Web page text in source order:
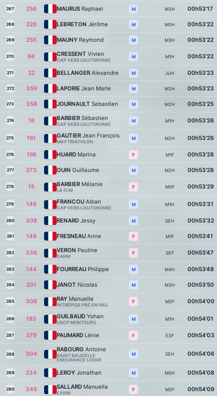
267 256 MAURUS Raphael M M3H 00h53'17
268 220 LEBRETON Jérôme M M0H 00h53'22
269 255 MAUNY Raymond M M3H 00h53'22
270 84 CRESSENT Vivien
CAP VERS L'AUTONOMIE
M M1H 00h53'22
271 22 BELLANGER Alexandre M JUH 00h53'23
272 359 LAPORIE Jean Marie M M2H 00h53'23
273 358 JOURNAULT Sebastien M M2H 00h53'25
274 16 BARBIER Sébastien
CAP VERS L'AUTONOMIE
M M1H 00h53'26
275 161 GAUTIER Jean François
MAY TRIATHLON
M M2H 00h53'26
276 196 HUARD Marina F M1F 00h53'28
277 273 OUIN Guillaume M M2H 00h53'28
278 15 BARBIER Mélanie
LA FL'M
F M0F 00h53'29
279 146 FRANCOU Alban
CAP VERS L’AUTONOMIE
M M1H 00h53'31
280 308 RENARD Jessy M SEH 00h53'32
281 148 FRESNEAU Anne F M1F 00h53'41
282 336 VERON Pauline
EANM
F SEF 00h53'47
283 144 FOURREAU Philippe M M4H 00h53'48
284 201 JANOT Nicolas M M3H 00h53'50
285 306 RAY Manuella
INTRÉPIDE PRÉ EN PAIL
F M2F 00h54'00
286 183 GUILBAUD Yohan
USCP MONTSURS
M M1H 00h54'01
287 279 PAUMARD Lénie F ESF 00h54'03
288 304
RABOURG Antoine
SAINT BAUDELLE
ENDURANCE LOISIR
M SEH 00h54'06
289 234 LEROY Jonathan M M0H 00h54'08
290 346 SALLARD Manuella
EANM
F M2F 00h54'09